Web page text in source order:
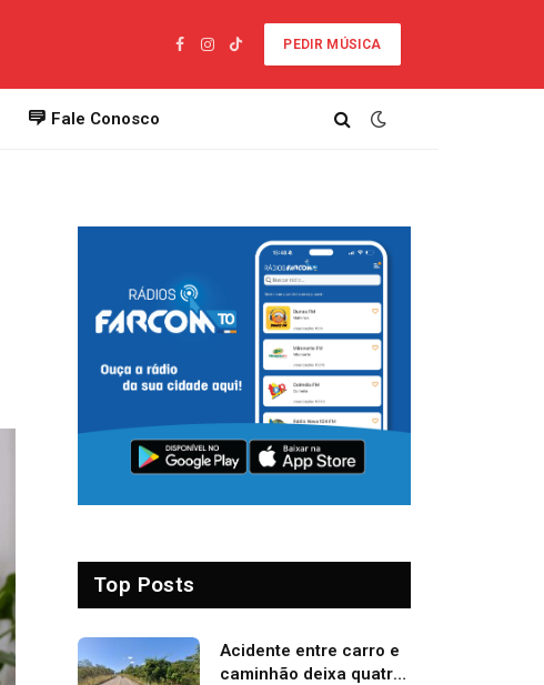
Facebook
Instagram
TikTok
PEDIR MÚSICA
Fale Conosco
Top Posts
Acidente entre carro e
caminhão deixa quatro